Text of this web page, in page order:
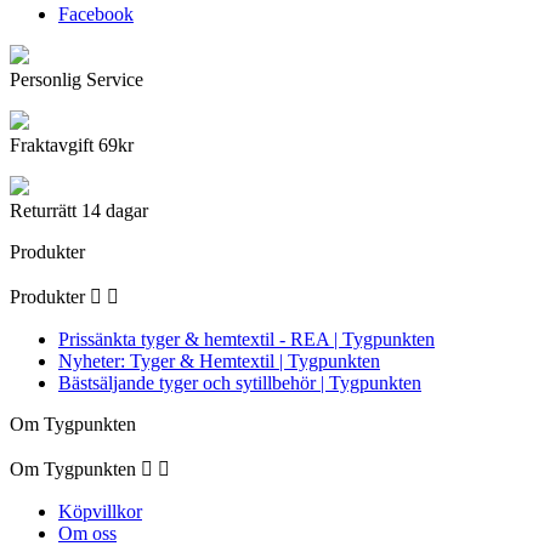
Facebook
Personlig Service
Fraktavgift 69kr
Returrätt 14 dagar
Produkter
Produkter  
Prissänkta tyger & hemtextil - REA | Tygpunkten
Nyheter: Tyger & Hemtextil | Tygpunkten
Bästsäljande tyger och sytillbehör | Tygpunkten
Om Tygpunkten
Om Tygpunkten  
Köpvillkor
Om oss